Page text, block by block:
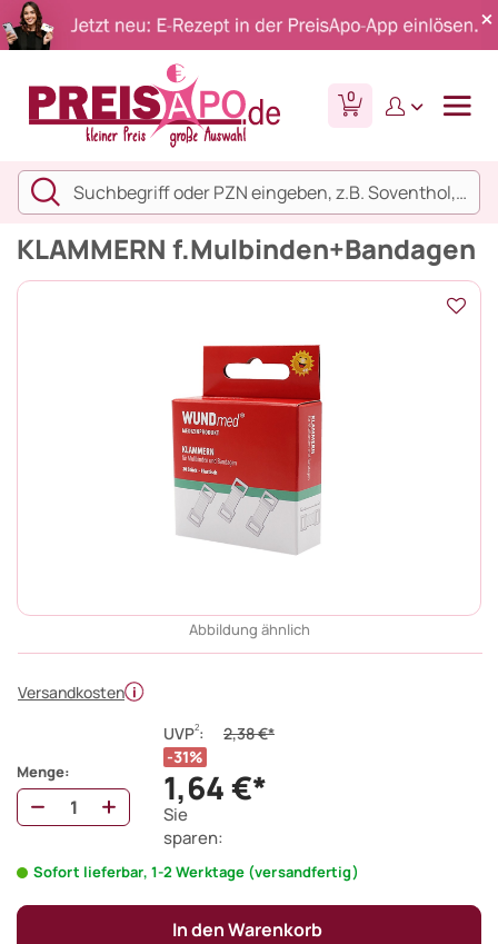
0
KLAMMERN f.Mulbinden+Bandagen
Abbildung ähnlich
Versandkosten
Menge:
UVP2: 2,38 €*
1,64 €*
Sie
sparen:
31%
Sofort lieferbar, 1-2 Werktage (versandfertig)
In den Warenkorb